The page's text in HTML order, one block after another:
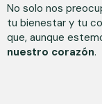
No solo nos
tu bienestar y tu
que, aunque
nuestro corazón.